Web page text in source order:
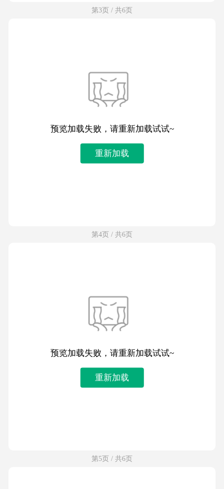
第3页 / 共6页
预览加载失败，请重新加载试试~
重新加载
第4页 / 共6页
预览加载失败，请重新加载试试~
重新加载
第5页 / 共6页